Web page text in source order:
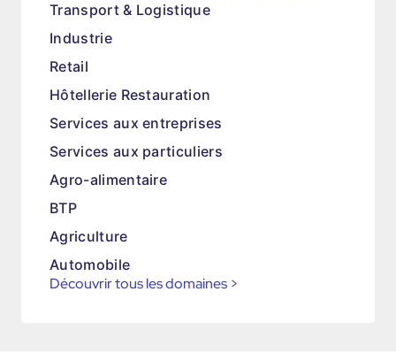
Transport & Logistique
Industrie
Retail
Hôtellerie Restauration
Services aux entreprises
Services aux particuliers
Agro-alimentaire
BTP
Agriculture
Automobile
Découvrir tous les domaines >